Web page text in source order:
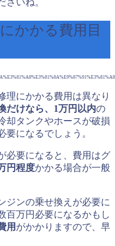
かかる費用目
理にかかる費用は異なり
だけなら、1万円以内の
却タンクやホースが破損
要になるでしょう。
必要になると、費用はグ
円程度かかる場合が一般
ジンの乗せ換えが必要に
百万円必要になるかもし
用 がかかりますので、早